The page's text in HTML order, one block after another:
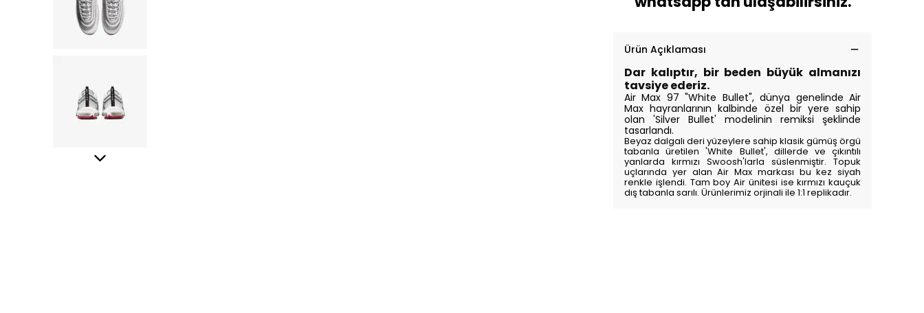
Ürün Açıklaması
Dar kalıptır, bir beden büyük almanızı
tavsiye ederiz.
Air Max 97 "White Bullet", dünya genelinde Air
Max hayranlarının kalbinde özel bir yere sahip
olan 'Silver Bullet' modelinin remiksi şeklinde
tasarlandı.
Beyaz dalgalı deri yüzeylere sahip klasik gümüş örgü
tabanla üretilen 'White Bullet', dillerde ve çıkıntılı
yanlarda kırmızı Swoosh'larla süslenmiştir. Topuk
uçlarında yer alan Air Max markası bu kez siyah
renkle işlendi. Tam boy Air ünitesi ise kırmızı kauçuk
dış tabanla sarılı. Ürünlerimiz orjinali ile 1:1 replikadır.